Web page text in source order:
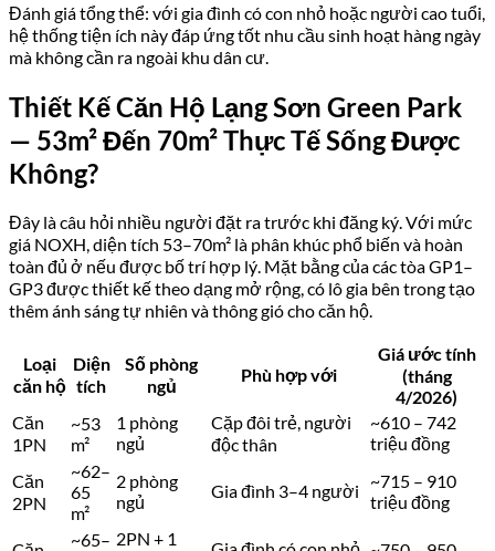
Đánh giá tổng thể: với gia đình có con nhỏ hoặc người cao tuổi,
hệ thống tiện ích này đáp ứng tốt nhu cầu sinh hoạt hàng ngày
mà không cần ra ngoài khu dân cư.
Thiết Kế Căn Hộ Lạng Sơn Green Park
— 53m² Đến 70m² Thực Tế Sống Được
Không?
Đây là câu hỏi nhiều người đặt ra trước khi đăng ký. Với mức
giá NOXH, diện tích 53–70m² là phân khúc phổ biến và hoàn
toàn đủ ở nếu được bố trí hợp lý. Mặt bằng của các tòa GP1–
GP3 được thiết kế theo dạng mở rộng, có lô gia bên trong tạo
thêm ánh sáng tự nhiên và thông gió cho căn hộ.
Loại
căn hộ
Diện
tích
Số phòng
ngủ
Phù hợp với
Giá ước tính
(tháng
4/2026)
Căn
1PN
~53
m²
1 phòng
ngủ
Cặp đôi trẻ, người
độc thân
~610 – 742
triệu đồng
Căn
2PN
~62–
65
m²
2 phòng
ngủ
Gia đình 3–4 người
~715 – 910
triệu đồng
~65– 2PN + 1